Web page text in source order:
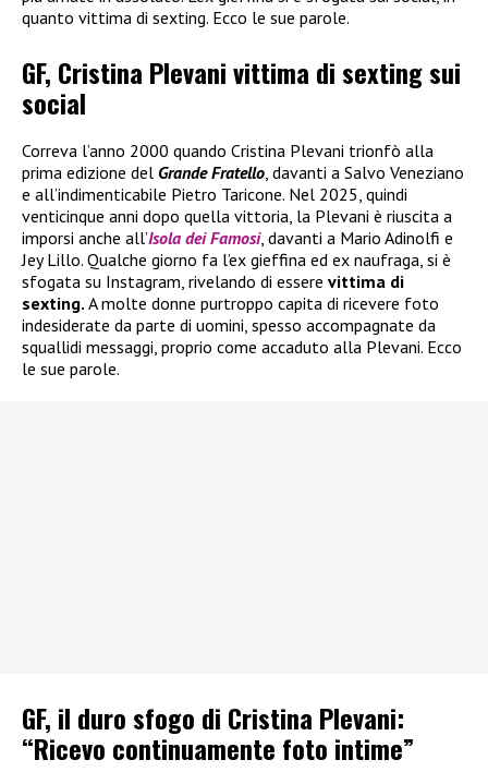
quanto vittima di sexting. Ecco le sue parole.
GF, Cristina Plevani vittima di sexting sui
social
Correva l’anno 2000 quando Cristina Plevani trionfò alla
prima edizione del Grande Fratello , davanti a Salvo Veneziano
e all’indimenticabile Pietro Taricone. Nel 2025, quindi
venticinque anni dopo quella vittoria, la Plevani è riuscita a
imporsi anche all’Isola dei Famosi, davanti a Mario Adinolfi e
Jey Lillo. Qualche giorno fa l’ex gieffina ed ex naufraga, si è
sfogata su Instagram, rivelando di essere vittima di
sexting. A molte donne purtroppo capita di ricevere foto
indesiderate da parte di uomini, spesso accompagnate da
squallidi messaggi, proprio come accaduto alla Plevani. Ecco
le sue parole.
GF, il duro sfogo di Cristina Plevani:
“Ricevo continuamente foto intime”